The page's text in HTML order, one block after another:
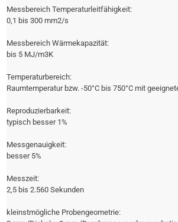
Messbereich Temperaturleitfähigkeit:
0,1 bis 300 mm2/s
Messbereich Wärmekapazität:
bis 5 MJ/m3K
Temperaturbereich:
Raumtemperatur bzw. -50°C bis 750°C mit
Reproduzierbarkeit:
typisch besser 1%
Messgenauigkeit:
besser 5%
Messzeit:
2,5 bis 2.560 Sekunden
kleinstmögliche Probengeometrie: